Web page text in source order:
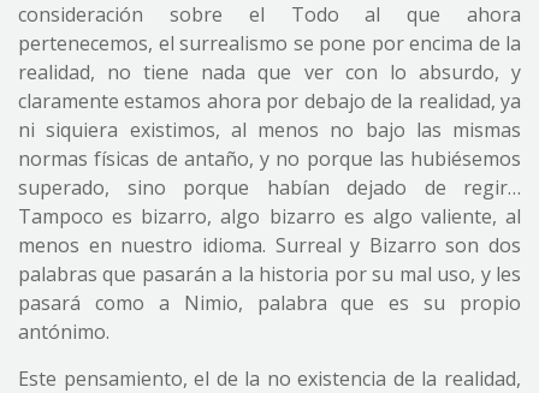
consideración sobre el Todo al que ahora
pertenecemos, el surrealismo se pone por encima de la
realidad, no tiene nada que ver con lo absurdo, y
claramente estamos ahora por debajo de la realidad, ya
ni siquiera existimos, al menos no bajo las mismas
normas físicas de antaño, y no porque las hubiésemos
superado, sino porque habían dejado de regir…
Tampoco es bizarro, algo bizarro es algo valiente, al
menos en nuestro idioma. Surreal y Bizarro son dos
palabras que pasarán a la historia por su mal uso, y les
pasará como a Nimio, palabra que es su propio
antónimo.
Este pensamiento, el de la no existencia de la realidad,